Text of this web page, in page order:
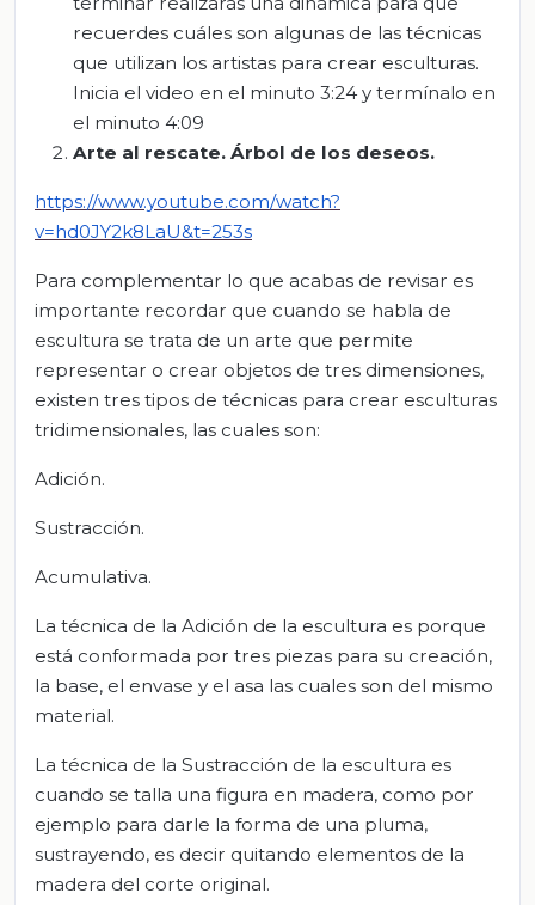
recuerdes cuáles son algunas de las técnicas
que utilizan los artistas para crear esculturas.
Inicia el video en el minuto 3:24 y termínalo en
el minuto 4:09
Arte al rescate. Árbol de los deseos.
https://www.youtube.com/watch?
v=hd0JY2k8LaU&t=253s
Para complementar lo que acabas de revisar es
importante recordar que cuando se habla de
escultura se trata de un arte que permite
representar o crear objetos de tres dimensiones,
existen tres tipos de técnicas para crear esculturas
tridimensionales, las cuales son:
Adición.
Sustracción.
Acumulativa.
La técnica de la Adición de la escultura es porque
está conformada por tres piezas para su creación,
la base, el envase y el asa las cuales son del mismo
material.
La técnica de la Sustracción de la escultura es
cuando se talla una figura en madera, como por
ejemplo para darle la forma de una pluma,
sustrayendo, es decir quitando elementos de la
madera del corte original.